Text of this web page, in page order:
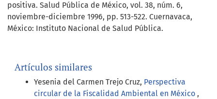
positiva. Salud Pública de México, vol. 38, núm. 6,
noviembre-diciembre 1996, pp. 513-522. Cuernavaca,
México: Instituto Nacional de Salud Pública.
Artículos similares
Yesenia del Carmen Trejo Cruz, Perspectiva
circular de la Fiscalidad Ambiental en México ,